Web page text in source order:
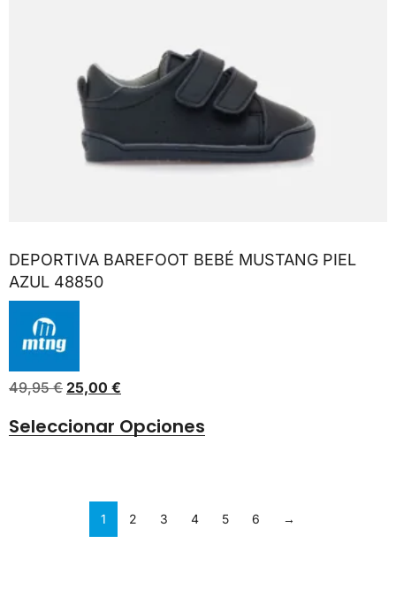
DEPORTIVA BAREFOOT BEBÉ MUSTANG PIEL
AZUL 48850
49,95€ 25,00 €
Seleccionar Opciones
1 2 3 4 5 6 →